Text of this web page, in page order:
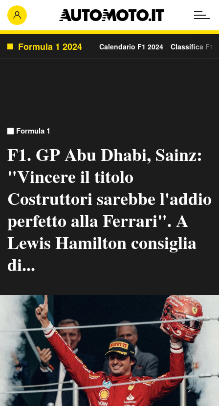
Formula 1 2024 Calendario F1 2024 Classifica F1
Formula 1
F1. GP Abu Dhabi, Sainz:
"Vincere il titolo
Costruttori sarebbe l'addio
perfetto alla Ferrari". A
Lewis Hamilton consiglia
di...